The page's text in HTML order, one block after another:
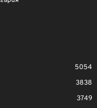
5054
3838
3749